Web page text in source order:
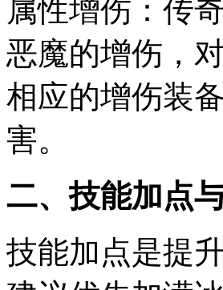
属性增伤：传
恶魔的增伤，
相应的增伤装
害。
二、技能加点
技能加点是提